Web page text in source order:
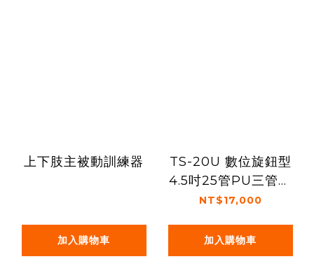
上下肢主被動訓練器
加入購物車
TS-20U 數位旋鈕型
4.5吋25管PU三管氣
墊床 機能床罩
NT$17,000
加入購物車